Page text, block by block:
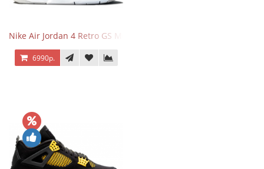
Nike Air Jordan 4 Retro GS Military Black
6990р.